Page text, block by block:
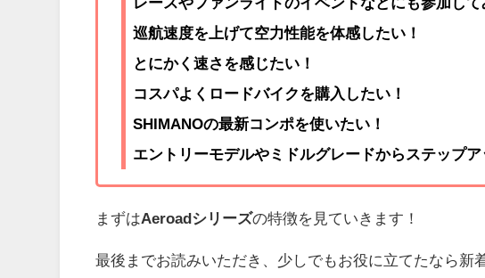
巡航速度を上げて空力性能を体感したい！
とにかく速さを感じたい！
コスパよくロードバイクを購入したい！
SHIMANOの最新コンポを使いたい！
エントリーモデルやミドルグレードからステップ
まずはAeroadシリーズの特徴を見ていきます！
最後までお読みいただき、少しでもお役に立てたなら新